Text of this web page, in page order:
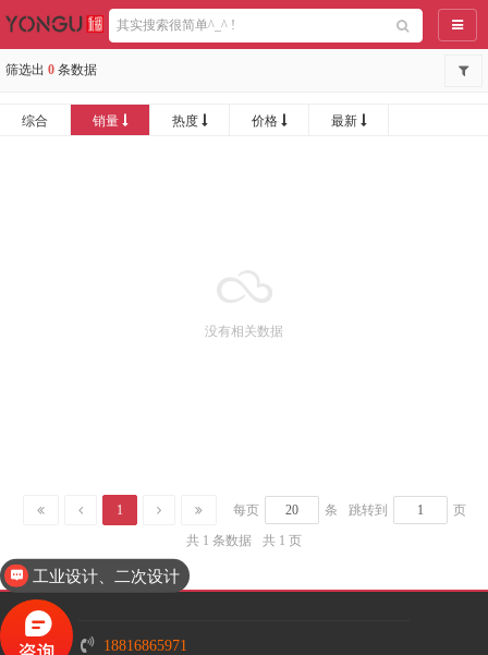
导航
筛选出 0 条数据
综合 销量 热度 价格 最新
没有相关数据
1 每页 条 跳转到
页
共 1 条数据
共 1 页
18816865971
工业设计、二次设计